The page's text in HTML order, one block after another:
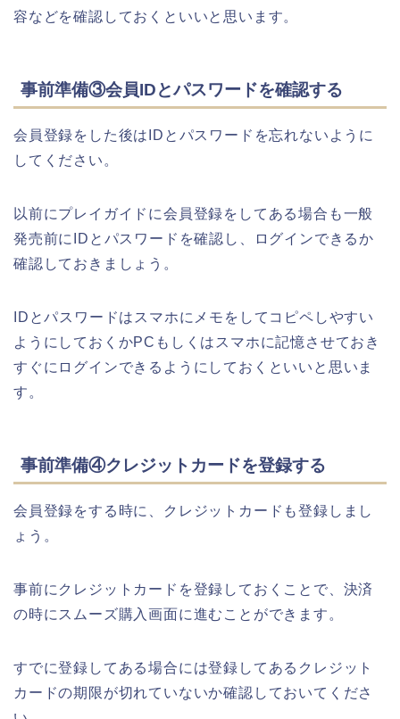
容などを確認しておくといいと思います。
事前準備③会員IDとパスワードを確認する
会員登録をした後はIDとパスワードを忘れないように
してください。
以前にプレイガイドに会員登録をしてある場合も一般
発売前にIDとパスワードを確認し、ログインできるか
確認しておきましょう。
IDとパスワードはスマホにメモをしてコピペしやすい
ようにしておくかPCもしくはスマホに記憶させておき
すぐにログインできるようにしておくといいと思いま
す。
事前準備④クレジットカードを登録する
会員登録をする時に、クレジットカードも登録しまし
ょう。
事前にクレジットカードを登録しておくことで、決済
の時にスムーズ購入画面に進むことができます。
すでに登録してある場合には登録してあるクレジット
カードの期限が切れていないか確認しておいてくださ